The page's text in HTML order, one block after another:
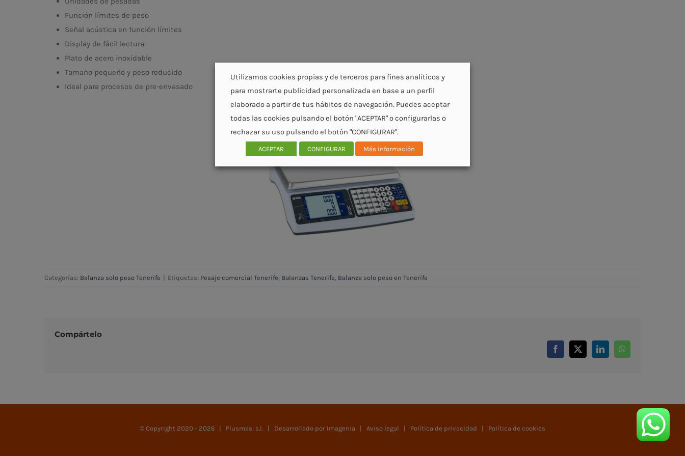
Función límites de peso
Señal acústica en función límites
Display de fácil lectura
Plato de acero inoxidable
Tamaño pequeño y peso reducido
Ideal para procesos de pre-envasado
Categorías: Balanza solo peso Tenerife Etiquetas: Pesaje comercial Tenerife, Balanzas Tenerife, Balanza solo peso en Tenerife
Compártelo
Facebook
X LinkedInWhatsApp
© Copyright 2020 - 2026 | Plusmas, s.l. | Desarrollado por Imagenia Aviso legal Política de privacidad Política de cookies
Utilizamos cookies propias y de terceros para fines analíticos y
para mostrarte publicidad personalizada en base a un perfil
elaborado a partir de tus hábitos de navegación. Puedes aceptar
todas las cookies pulsando el botón "ACEPTAR" o configurarlas o
rechazar su uso pulsando el botón "CONFIGURAR".
ACEPTAR CONFIGURAR Más información